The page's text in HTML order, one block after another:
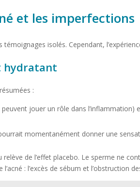
et les imperfections
isolés. Cependant,
hydratant
:
jouer un rôle dans
momentanément donner une
relève de l’effet placebo. Le sperme ne
: l’excès de sébum et l’obstruction